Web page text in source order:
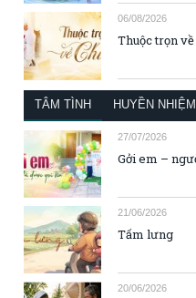
06/08/2026
Thuộc trọn
TÂM TÌNH HUYỀN
27/07/2026
Gởi em –
21/06/2026
Tấm lưng
20/06/2026